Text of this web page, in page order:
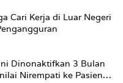
Cari Kerja di Luar Negeri
Dinonaktifkan 3 Bulan
Nirempati ke Pasien